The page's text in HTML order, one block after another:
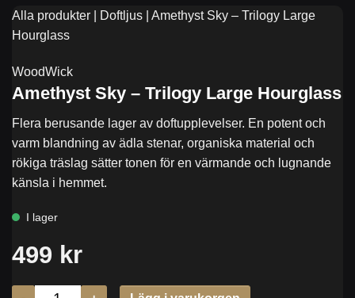
Alla produkter Doftljus
Amethyst Sky – Trilogy Large
Hourglass
WoodWick
Amethyst Sky – Trilogy Large Hourglass
Flera berusande lager av doftupplevelser. En potent och
varm blandning av ädla stenar, organiska material och
rökiga träslag sätter tonen för en värmande och lugnande
känsla i hemmet.